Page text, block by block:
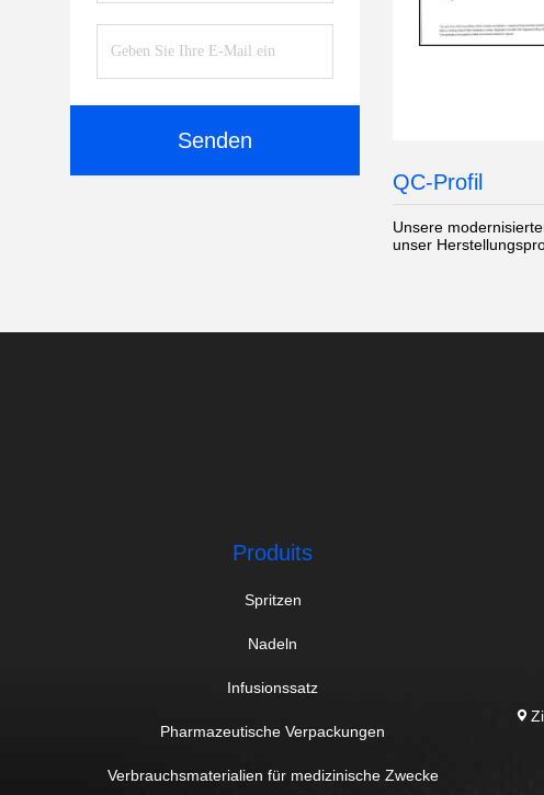
Senden
QC-Profil
Unsere
unser
Produits
Spritzen
Nadeln
Infusionssatz
Pharmazeutische Verpackungen
Verbrauchsmaterialien für medizinische Zwecke